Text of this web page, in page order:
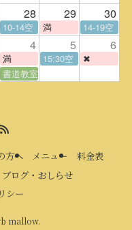
28 29 30
10-14空 満 14-19空
4 5 6
満 15:30空
✖
書道教室
方へ メニュー
料金表
ブログ・おしらせ
シー
mallow.